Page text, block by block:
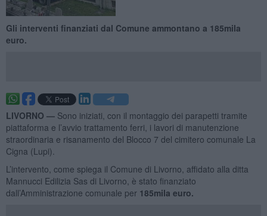
Gli interventi finanziati dal Comune ammontano a 185mila
euro.
LIVORNO — Sono iniziati, con il montaggio dei parapetti tramite
piattaforma e l’avvio trattamento ferri, i lavori di manutenzione
straordinaria e risanamento del Blocco 7 del cimitero comunale La
Cigna (Lupi).
L’intervento, come spiega il Comune di Livorno, affidato alla ditta
Mannucci Edilizia Sas di Livorno, è stato finanziato
dall’Amministrazione comunale per 185mila euro.